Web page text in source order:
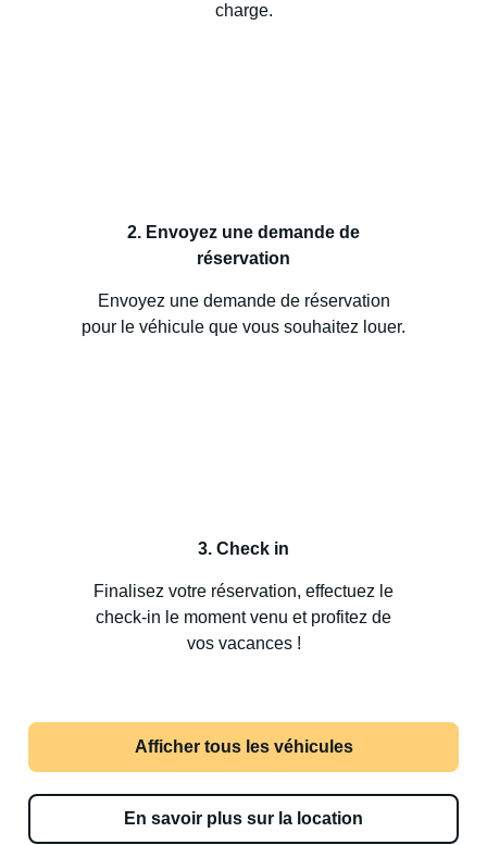
charge.
2. Envoyez une demande de
réservation
Envoyez une demande de réservation
pour le véhicule que vous souhaitez louer.
3. Check in
Finalisez votre réservation, effectuez le
check-in le moment venu et profitez de
vos vacances !
Afficher tous les véhicules
En savoir plus sur la location